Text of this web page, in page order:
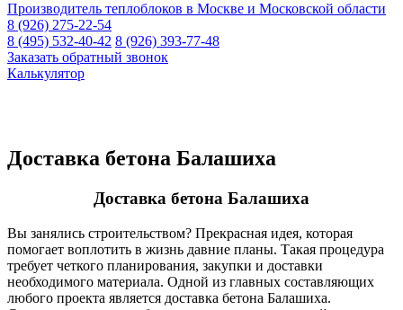
Производитель теплоблоков в Москве и Московской области
8 (926) 275-22-54
8 (495) 532-40-42 8 (926) 393-77-48
Заказать обратный звонок
Калькулятор
Доставка бетона Балашиха
Доставка бетона Балашиха
Вы занялись строительством? Прекрасная идея, которая
помогает воплотить в жизнь давние планы. Такая процедура
требует четкого планирования, закупки и доставки
необходимого материала. Одной из главных составляющих
любого проекта является доставка бетона Балашиха.